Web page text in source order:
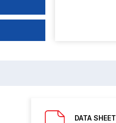
DATA SHEET